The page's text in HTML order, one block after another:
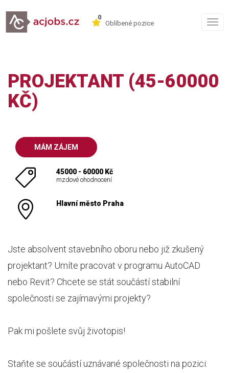
0
Oblíbené pozice
PROJEKTANT (45-60000
KČ)
MÁM ZÁJEM
45000 - 60000 Kč
mzdové ohodnocení
Hlavní město Praha
Jste absolvent stavebního oboru nebo již zkušený
projektant? Umíte pracovat v programu AutoCAD
nebo Revit? Chcete se stát součástí stabilní
společnosti se zajímavými projekty?
Pak mi pošlete svůj životopis!
Staňte se součástí uznávané společnosti na pozici: